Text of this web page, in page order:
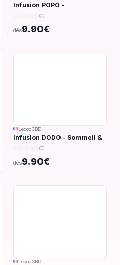
Infusion POPO -
Inflammations du système
digestif - 32g
(0)
dès9.90€
LecoqCBD
Infusion DODO - Sommeil &
anxiété - 32g
(0)
dès9.90€
LecoqCBD